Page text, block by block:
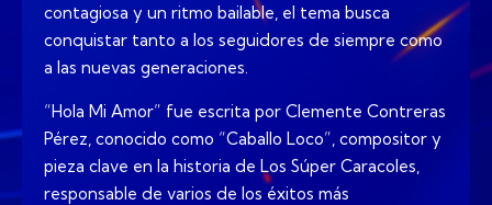
contagiosa y un ritmo bailable, el tema busca
conquistar tanto a los seguidores de siempre como
a las nuevas generaciones.
“Hola Mi Amor” fue escrita por Clemente Contreras
Pérez, conocido como “Caballo Loco”, compositor y
pieza clave en la historia de Los Súper Caracoles,
responsable de varios de los éxitos más